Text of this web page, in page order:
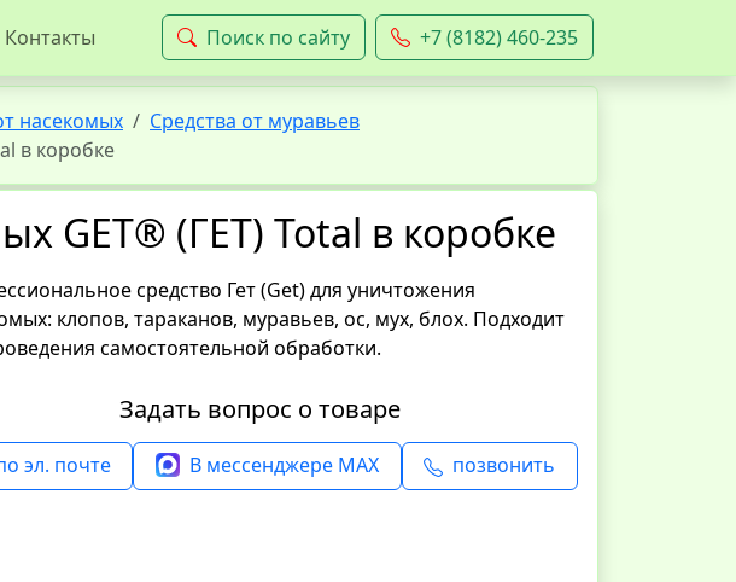
Контакты Поиск по сайту +7 (8182) 460-235
насекомых
Средства от муравьев
в коробке
GET® (ГЕТ) Total в коробке
средство Гет (Get) для уничтожения
клопов, тараканов, муравьев, ос, мух, блох. Подходит
самостоятельной обработки.
Задать вопрос о товаре
эл. почте В мессенджере MAX позвонить